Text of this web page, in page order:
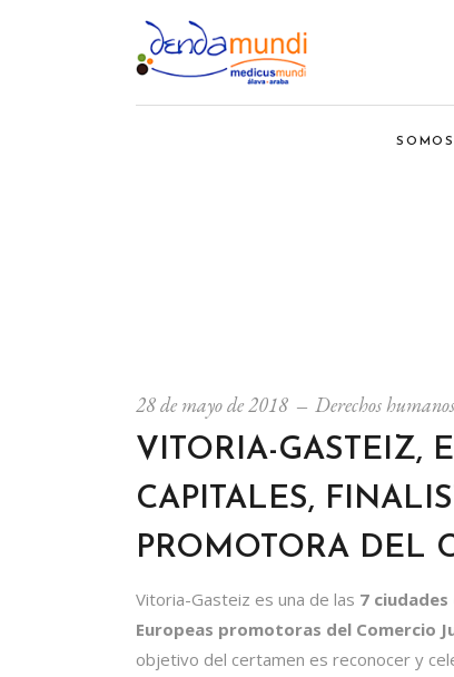
SOMOS
28 de mayo de 2018 Derechos humanos
VITORIA-GASTEIZ,
CAPITALES,
PROMOTORA DEL
Vitoria-Gasteiz es una de las 7
Europeas promotoras del Comercio
objetivo del certamen es reconocer y